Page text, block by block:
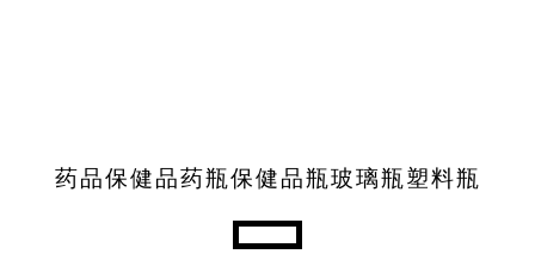
药品保健品药瓶保健品瓶玻璃瓶塑料瓶